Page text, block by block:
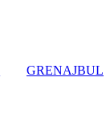
GRENAJBUL